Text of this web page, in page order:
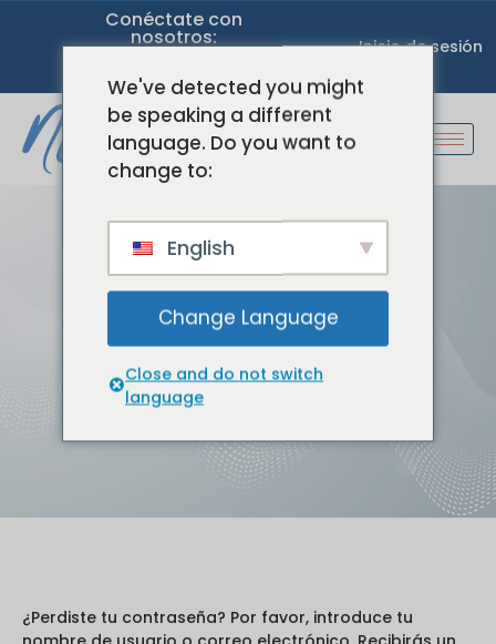
Conéctate con
nosotros: Inicio de sesión
Mi cuenta
Bienvenidos Cuadro de mandos
¿Perdiste tu contraseña? Por favor, introduce tu
We've detected you might
be speaking a different
language. Do you want to
change to:
English
Change Language
Close and do not switch
language